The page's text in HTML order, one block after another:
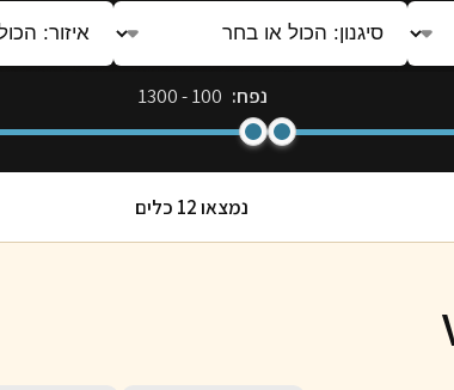
סיגנון:
הכול
איזור:
הכול
נפח: 100
-
1300
נמצאו 12 כלים